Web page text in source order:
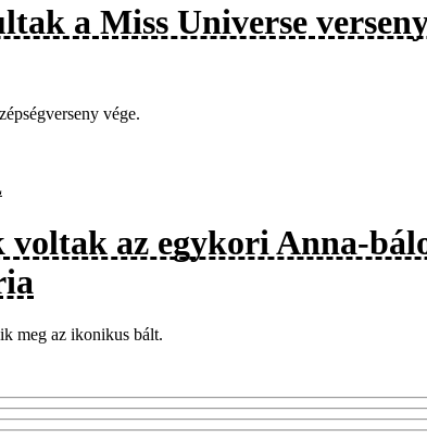
a Miss Universe
vége.
voltak az egykori Anna-
meg az ikonikus bált.